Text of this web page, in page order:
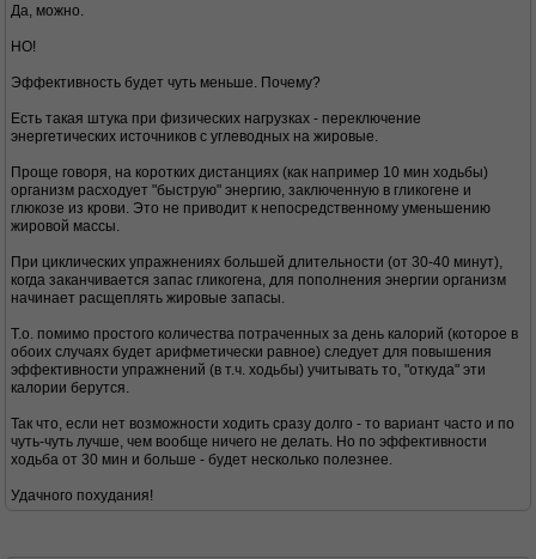
Да, можно.
НО!
Эффективность будет чуть меньше. Почему?
Есть такая штука при физических нагрузках - переключение
энергетических источников с углеводных на жировые.
Проще говоря, на коротких дистанциях (как например 10 мин ходьбы)
организм расходует "быструю" энергию, заключенную в гликогене и
глюкозе из крови. Это не приводит к непосредственному уменьшению
жировой массы.
При циклических упражнениях большей длительности (от 30-40 минут),
когда заканчивается запас гликогена, для пополнения энергии организм
начинает расщеплять жировые запасы.
Т.о. помимо простого количества потраченных за день калорий (которое в
обоих случаях будет арифметически равное) следует для повышения
эффективности упражнений (в т.ч. ходьбы) учитывать то, "откуда" эти
калории берутся.
Так что, если нет возможности ходить сразу долго - то вариант часто и по
чуть-чуть лучше, чем вообще ничего не делать. Но по эффективности
ходьба от 30 мин и больше - будет несколько полезнее.
Удачного похудания!